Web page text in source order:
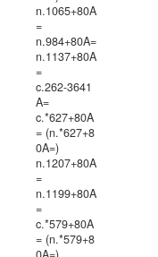
n.1065+80A
=
n.984+80A=
n.1137+80A
=
c.262-3641
A=
c.*627+80A
= (n.*627+8
0A=)
n.1207+80A
=
n.1199+80A
=
c.*579+80A
= (n.*579+8